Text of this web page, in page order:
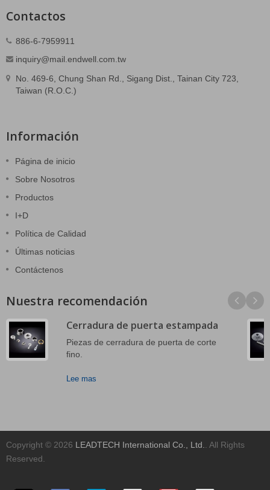
Contactos
886-6-7959911
inquiry@mail.endwell.com.tw
No. 469-6, Chung Shan Rd., Sigang Dist., Tainan City 723,
Taiwan (R.O.C.)
Información
Página de inicio
Sobre Nosotros
Productos
I+D
Política de Calidad
Últimas noticias
Contáctenos
Nuestra recomendación
Cerradura de puerta estampada
Piezas de cerradura de puerta de corte
fino.
Lee mas
Copyright © 2026 LEADTECH International Co., Ltd.
. All Rights
Reserved.